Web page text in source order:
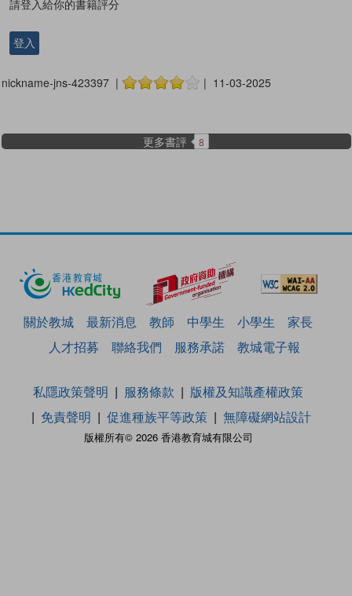
請登入給你的書籍評分
登入
nickname-jns-423397 | | 11-03-2025
更多書評 8
關於教城 最新消息 教師 中學生 小學生
家長
人才招募
聯絡我們 服務承諾 教城電子報
版權所有© 2026 香港教育城有限公司
私隱政策聲明 服務條款
版權及知識產權政策
免責聲明
促進種族平等政策 無障礙網站設計